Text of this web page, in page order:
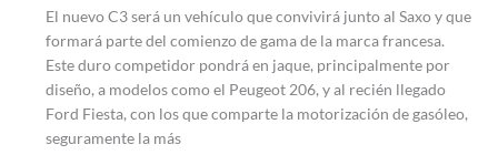
El nuevo C3 será un vehículo que convivirá junto al Saxo y que
formará parte del comienzo de gama de la marca francesa.
Este duro competidor pondrá en jaque, principalmente por
diseño, a modelos como el Peugeot 206, y al recién llegado
Ford Fiesta, con los que comparte la motorización de gasóleo,
seguramente la más